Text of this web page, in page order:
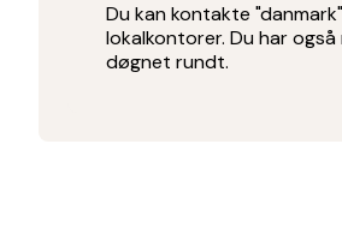
Du kan kontakte
lokalkontorer. Du har
døgnet rundt.